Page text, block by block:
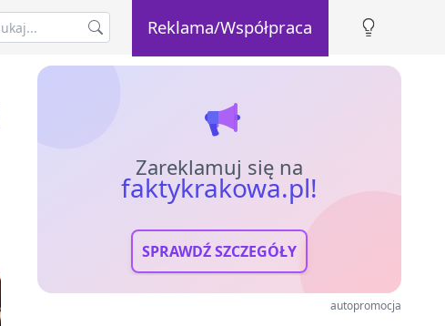
Reklama/Współpraca
Zareklamuj się na
faktykrakowa.pl!
SPRAWDŹ SZCZEGÓŁY
autopromocja